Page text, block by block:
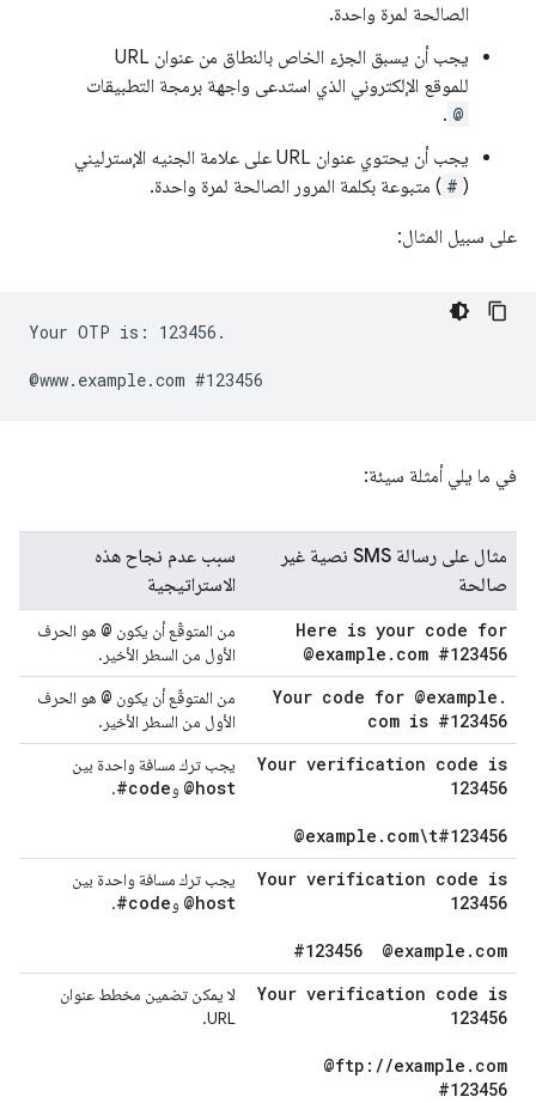
الصالحة لمرة واحدة.
يجب أن يسبق الجزء الخاص بالنطاق من عنوان URL
للموقع الإلكتروني الذي استدعى واجهة برمجة التطبيقات
@
.
يجب أن يحتوي عنوان URL على علامة الجنيه الإسترليني
(
# ) متبوعة بكلمة المرور الصالحة لمرة واحدة.
على سبيل المثال:
Your OTP is: 123456.
في ما يلي أمثلة سيئة:
مثال على رسالة SMS نصية غير
صالحة
سبب عدم نجاح هذه
الاستراتيجية
Here is your code for
@example . com #123456
من المتوقّع أن يكون @ هو الحرف
الأول من السطر الأخير.
Your code for @example .
com is #123456
من المتوقّع أن يكون @ هو الحرف
الأول من السطر الأخير.
Your verification code is
123456
@example . com\t#123456
يجب ترك مسافة واحدة بين
@host و#code
.
Your verification code is
123456
@example . com
#123456
يجب ترك مسافة واحدة بين
@host و#code
.
Your verification code is
123456
@ftp: //example . com
#123456
لا يمكن تضمين مخطط عنوان
URL.